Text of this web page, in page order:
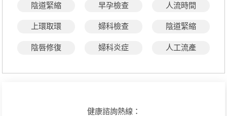
陰道緊縮 早孕檢查 人流時間
上環取環 婦科檢查 陰道緊縮
陰唇修復 婦科炎症 人工流產
健康諮詢熱線：